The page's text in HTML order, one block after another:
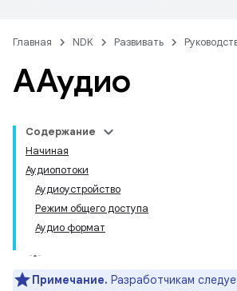
Главная NDK Развивать
ААудио
Содержание
Начиная
Аудиопотоки
Аудиоустройство
Режим общего доступа
Аудио формат
Примечание. Разработчикам